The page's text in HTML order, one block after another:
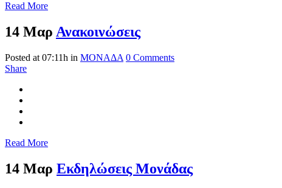
Read More
14 Μαρ Ανακοινώσεις
Posted at 07:11h in ΜΟΝΑΔΑ 0 Comments
Share
Read More
14 Μαρ Εκδηλώσεις Μονάδας